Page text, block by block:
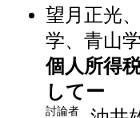
望月正光
学、青山
個人所得
してー
討論者